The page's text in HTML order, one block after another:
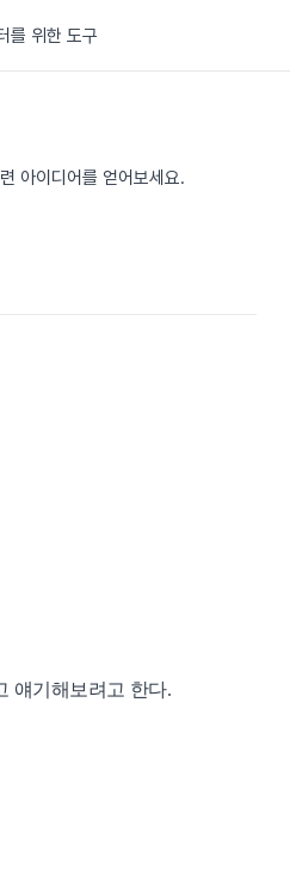
를 위한 도구
아이디어를 얻어보세요.
얘기해보려고 한다.